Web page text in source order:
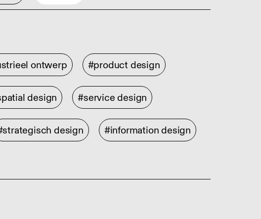
ontwerp #product design
design #service design
design #information design